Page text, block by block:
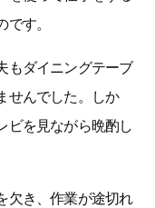
す。
もダイニングテーブ
せんでした。しか
ビを見ながら晩酌し
欠き、作業が途切れ